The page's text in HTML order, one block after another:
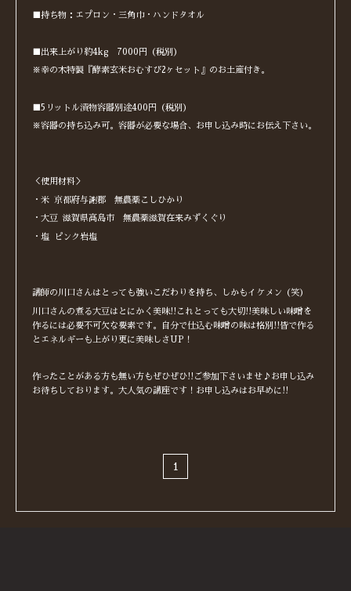
■持ち物：エプロン・三角巾・ハンドタオル
■出来上がり約4kg 7000円（税別）
※幸の木特製『酵素玄米おむすび2ヶセット』のお土産付き。
■5リットル漬物容器別途400円（税別）
※容器の持ち込み可。容器が必要な場合、お申し込み時にお伝え下さい。
＜使用材料＞
・米 京都府与謝郡 無農薬こしひかり
・大豆 滋賀県高島市 無農薬滋賀在来みずくぐり
・塩 ピンク岩塩
講師の川口さんはとっても強いこだわりを持ち、しかもイケメン（笑）
川口さんの煮る大豆はとにかく美味!!これとっても大切!!美味しい味噌を
作るには必要不可欠な要素です。自分で仕込む味噌の味は格別!!皆で作る
とエネルギーも上がり更に美味しさUP！
作ったことがある方も無い方もぜひぜひ!!ご参加下さいませ♪お申し込み
お待ちしております。大人気の講座です！お申し込みはお早めに!!
1